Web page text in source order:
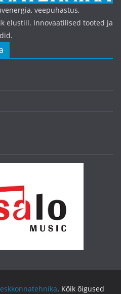
veepuhastus,
elustiil. Innovaatilised tooted ja
. Kõik õigused